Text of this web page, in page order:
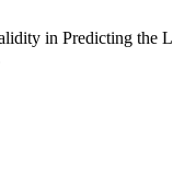
in Predicting the